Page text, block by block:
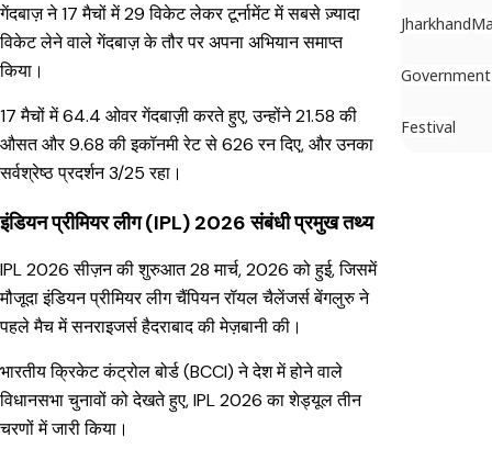
गेंदबाज़ ने 17 मैचों में 29 विकेट लेकर टूर्नामेंट में सबसे ज़्यादा
विकेट लेने वाले गेंदबाज़ के तौर पर अपना अभियान समाप्त
किया।
17 मैचों में 64.4 ओवर गेंदबाज़ी करते हुए, उन्होंने 21.58 की
औसत और 9.68 की इकॉनमी रेट से 626 रन दिए, और उनका
सर्वश्रेष्ठ प्रदर्शन 3/25 रहा।
इंडियन प्रीमियर लीग (IPL) 2026 संबंधी प्रमुख तथ्य
IPL 2026 सीज़न की शुरुआत 28 मार्च, 2026 को हुई, जिसमें
मौजूदा इंडियन प्रीमियर लीग चैंपियन रॉयल चैलेंजर्स बेंगलुरु ने
पहले मैच में सनराइजर्स हैदराबाद की मेज़बानी की।
भारतीय क्रिकेट कंट्रोल बोर्ड (BCCI) ने देश में होने वाले
विधानसभा चुनावों को देखते हुए, IPL 2026 का शेड्यूल तीन
चरणों में जारी किया।
Jharkhand
Festival